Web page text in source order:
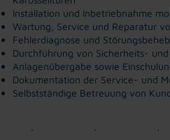
Installation und Inbetriebnahme
Wartung, Service und Reparatur
Fehlerdiagnose und
Durchführung von Sicherheits-
Anlagenübergabe sowie
Dokumentation der Service- und
Selbstständige Betreuung von